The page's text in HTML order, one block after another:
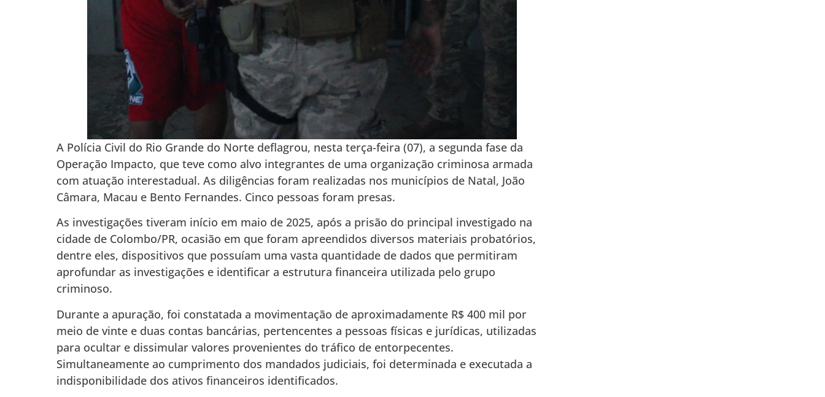
A Polícia Civil do Rio Grande do Norte deflagrou, nesta terça-feira (07), a segunda fase da
Operação Impacto, que teve como alvo integrantes de uma organização criminosa armada
com atuação interestadual. As diligências foram realizadas nos municípios de Natal, João
Câmara, Macau e Bento Fernandes. Cinco pessoas foram presas.
As investigações tiveram início em maio de 2025, após a prisão do principal investigado na
cidade de Colombo/PR, ocasião em que foram apreendidos diversos materiais probatórios,
dentre eles, dispositivos que possuíam uma vasta quantidade de dados que permitiram
aprofundar as investigações e identificar a estrutura financeira utilizada pelo grupo
criminoso.
Durante a apuração, foi constatada a movimentação de aproximadamente R$ 400 mil por
meio de vinte e duas contas bancárias, pertencentes a pessoas físicas e jurídicas, utilizadas
para ocultar e dissimular valores provenientes do tráfico de entorpecentes.
Simultaneamente ao cumprimento dos mandados judiciais, foi determinada e executada a
indisponibilidade dos ativos financeiros identificados.